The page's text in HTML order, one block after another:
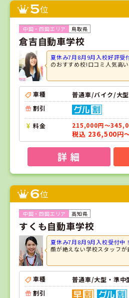
5位
鳥取県
倉吉自動車学校
夏休み7月8月9月入校好評受
のおすすめ校!口コミ人気高い
車種
普通車/バイク/大
割引
料金 215,000円～
税込 236,500円
詳 細
6位
高知県
すくも自動車学校
夏休み7月8月9月入校受付中！
顔が絶えない学校スタッフが
車種
普通車/大型・準中
割引